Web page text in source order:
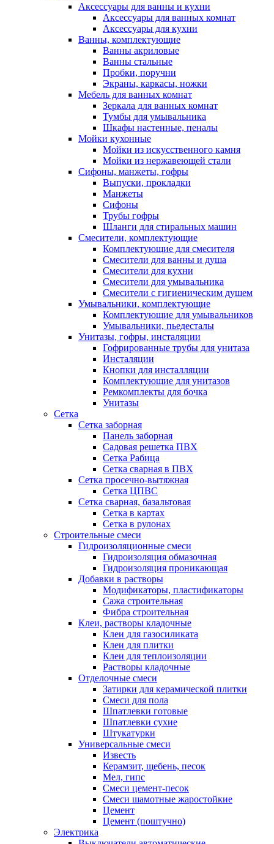
Аксессуары для ванны и кухни
Аксессуары для ванных комнат
Аксессуары для кухни
Ванны, комплектующие
Ванны акриловые
Ванны стальные
Пробки, поручни
Экраны, каркасы, ножки
Мебель для ванных комнат
Зеркала для ванных комнат
Тумбы для умывальника
Шкафы настенные, пеналы
Мойки кухонные
Мойки из искусственного камня
Мойки из нержавеющей стали
Сифоны, манжеты, гофры
Выпуски, прокладки
Манжеты
Сифоны
Трубы гофры
Шланги для стиральных машин
Смесители, комплектующие
Комплектующие для смесителя
Смесители для ванны и душа
Смесители для кухни
Смесители для умывальника
Смесители с гигиеническим душем
Умывальники, комплектующие
Комплектующие для умывальников
Умывальники, пьедесталы
Унитазы, гофры, инсталяции
Гофрированные трубы для унитаза
Инсталяции
Кнопки для инсталляции
Комплектующие для унитазов
Ремкомплекты для бочка
Унитазы
Сетка
Сетка заборная
Панель заборная
Садовая решетка ПВХ
Сетка Рабица
Сетка сварная в ПВХ
Сетка просечно-вытяжная
Сетка ЦПВС
Сетка сварная, базальтовая
Сетка в картах
Сетка в рулонах
Строительные смеси
Гидроизоляционные смеси
Гидроизоляция обмазочная
Гидроизоляция проникающая
Добавки в растворы
Модификаторы, пластификаторы
Сажа строительная
Фибра строительная
Клеи, растворы кладочные
Клеи для газосиликата
Клеи для плитки
Клеи для теплоизоляции
Растворы кладочные
Отделочные смеси
Затирки для керамической плитки
Смеси для пола
Шпатлевки готовые
Шпатлевки сухие
Штукатурки
Универсальные смеси
Известь
Керамзит, щебень, песок
Мел, гипс
Смеси цемент-песок
Смеси шамотные жаростойкие
Цемент
Цемент (поштучно)
Электрика